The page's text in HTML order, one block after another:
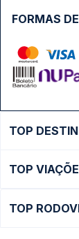
FORMAS
TOP
Ônibus São
TOP
TOP